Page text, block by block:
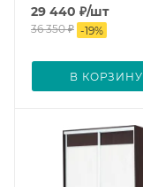
29 440 ₽/шт
36 350₽ -19%
В КОРЗИНУ